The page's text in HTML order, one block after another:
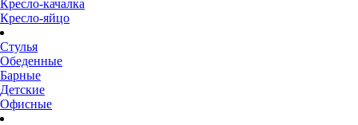
Кресло-качалка
Кресло-яйцо
Стулья
Обеденные
Барные
Детские
Офисные